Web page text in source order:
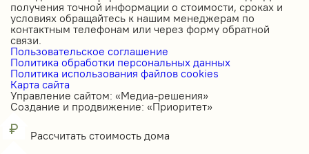
получения точной информации о стоимости, сроках и
условиях обращайтесь к нашим менеджерам по
контактным телефонам или через форму обратной
связи.
Пользовательское соглашение
Политика обработки персональных данных
Политика использования файлов cookies
Карта сайта
Управление сайтом: «Медиа-решения»
Создание и продвижение: «Приоритет»
Рассчитать стоимость дома